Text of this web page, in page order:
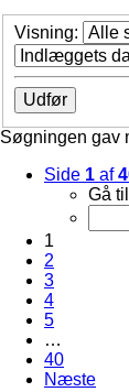
Visning:
Søgningen gav
Side 1 af
Gå
1
2
3
4
5
…
40
Næste